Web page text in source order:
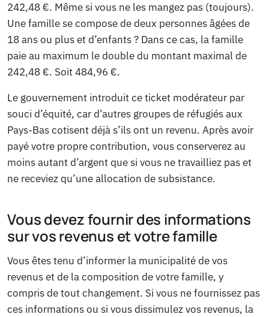
242,48 €. Même si vous ne les mangez pas (toujours).
Une famille se compose de deux personnes âgées de
18 ans ou plus et d’enfants ? Dans ce cas, la famille
paie au maximum le double du montant maximal de
242,48 €. Soit 484,96 €.
Le gouvernement introduit ce ticket modérateur par
souci d’équité, car d’autres groupes de réfugiés aux
Pays-Bas cotisent déjà s’ils ont un revenu. Après avoir
payé votre propre contribution, vous conserverez au
moins autant d’argent que si vous ne travailliez pas et
ne receviez qu’une allocation de subsistance.
Vous devez fournir des informations
sur vos revenus et votre famille
Vous êtes tenu d’informer la municipalité de vos
revenus et de la composition de votre famille, y
compris de tout changement. Si vous ne fournissez pas
ces informations ou si vous dissimulez vos revenus, la